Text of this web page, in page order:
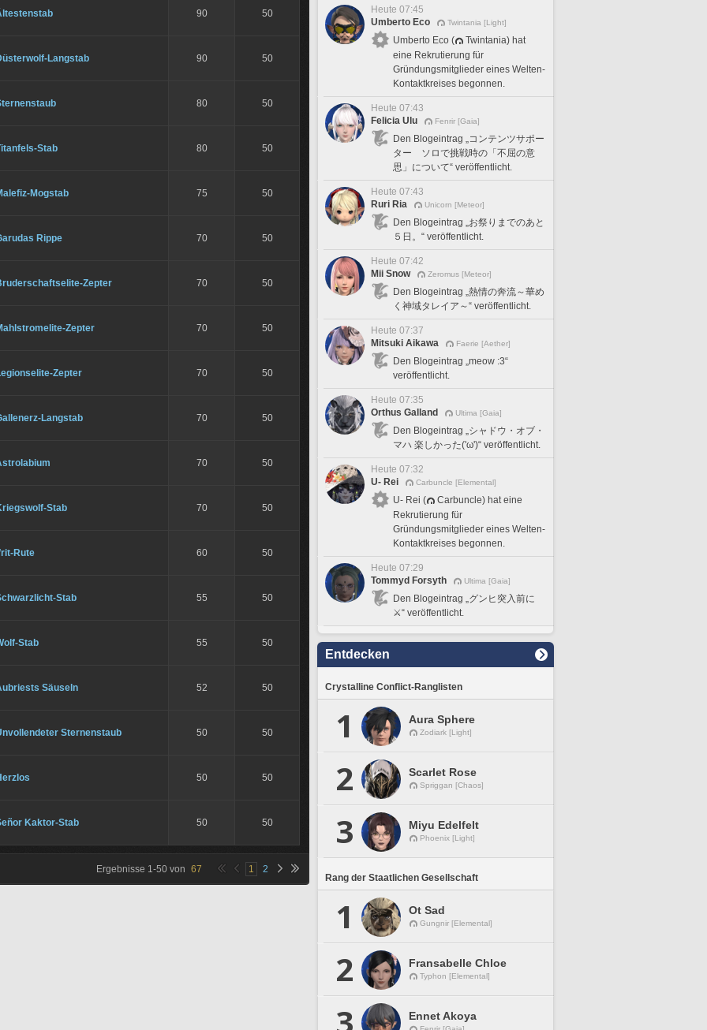
90 50
Langstab 90 50
80 50
Stab 80 50
Mogstab 75 50
Rippe 70 50
Zepter 70 50
Zepter 70 50
Zepter 70 50
Langstab 70 50
70 50
Stab 70 50
Rute 60 50
Stab 55 50
Stab 55 50
Säuseln 52 50
Sternenstaub 50 50
50 50
Kaktor-Stab 50 50
Ergebnisse 1-50 von 67 1 2
Heute 07:45
Umberto Eco
Twintania [Light]
Umberto Eco (
Twintania) hat
eine Rekrutierung für
Gründungsmitglieder eines Welten-
Kontaktkreises begonnen.
Heute 07:43
Felicia Ulu
Fenrir [Gaia]
Den Blogeintrag „コンテンツサポー
ター ソロで挑戦時の「不屈の意
思」について“ veröffentlicht.
Heute 07:43
Ruri Ria
Unicorn [Meteor]
Den Blogeintrag „お祭りまでのあと
５日。“ veröffentlicht.
Heute 07:42
Mii Snow
Zeromus [Meteor]
Den Blogeintrag „熱情の奔流～華め
く神域タレイア～“ veröffentlicht.
Heute 07:37
Mitsuki Aikawa
Faerie [Aether]
Den Blogeintrag „meow :3“
veröffentlicht.
Heute 07:35
Orthus Galland
Ultima [Gaia]
Den Blogeintrag „シャドウ・オブ・
マハ 楽しかった('ω')“ veröffentlicht.
Heute 07:32
U- Rei
Carbuncle [Elemental]
U- Rei (
Carbuncle) hat eine
Rekrutierung für
Gründungsmitglieder eines Welten-
Kontaktkreises begonnen.
Heute 07:29
Tommyd Forsyth
Ultima [Gaia]
Den Blogeintrag „グンヒ突入前に
⚔️“ veröffentlicht.
Entdecken
Crystalline Conflict-Ranglisten
1 Aura Sphere
Zodiark [Light]
2 Scarlet Rose
Spriggan [Chaos]
3 Miyu Edelfelt
Phoenix [Light]
Rang der Staatlichen Gesellschaft
1 Ot Sad
Gungnir [Elemental]
2 Fransabelle Chloe
Typhon [Elemental]
Ennet Akoya